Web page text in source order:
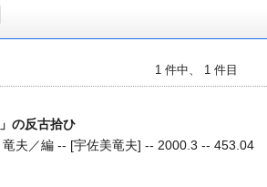
1 件中、 1 件目
」の反古拾ひ
竜夫／編 -- [宇佐美竜夫] -- 2000.3 -- 453.04